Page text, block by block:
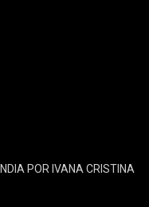
POR IVANA CRISTINA